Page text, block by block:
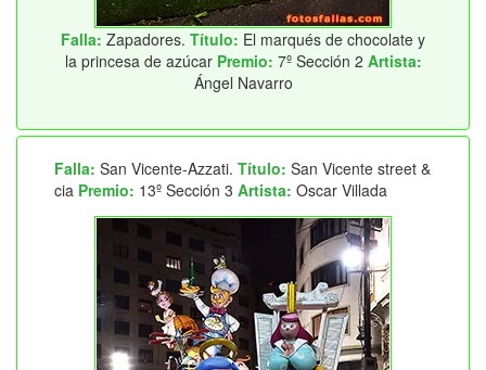
Falla: Zapadores. Título: El marqués de chocolate y
la princesa de azúcar Premio: 7º Sección 2 Artista:
Ángel Navarro
Falla: San Vicente-Azzati. Título: San Vicente street &
cia Premio: 13º Sección 3 Artista: Oscar Villada